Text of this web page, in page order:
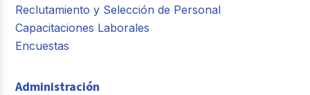
Reclutamiento y Selección de Personal
Capacitaciones Laborales
Encuestas
Administración